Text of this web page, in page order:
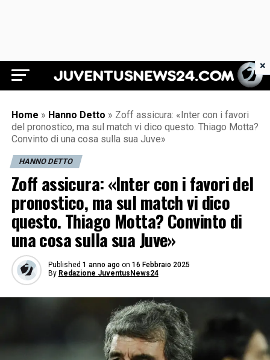
Juventus News 24
Home » Hanno Detto » Zoff assicura: «Inter con i favori
del pronostico, ma sul match vi dico questo. Thiago Motta?
Convinto di una cosa sulla sua Juve»
HANNO DETTO
Zoff assicura: «Inter con i favori del
pronostico, ma sul match vi dico
questo. Thiago Motta? Convinto di
una cosa sulla sua Juve»
Published 1 anno ago on 16 Febbraio 2025
By Redazione JuventusNews24
×